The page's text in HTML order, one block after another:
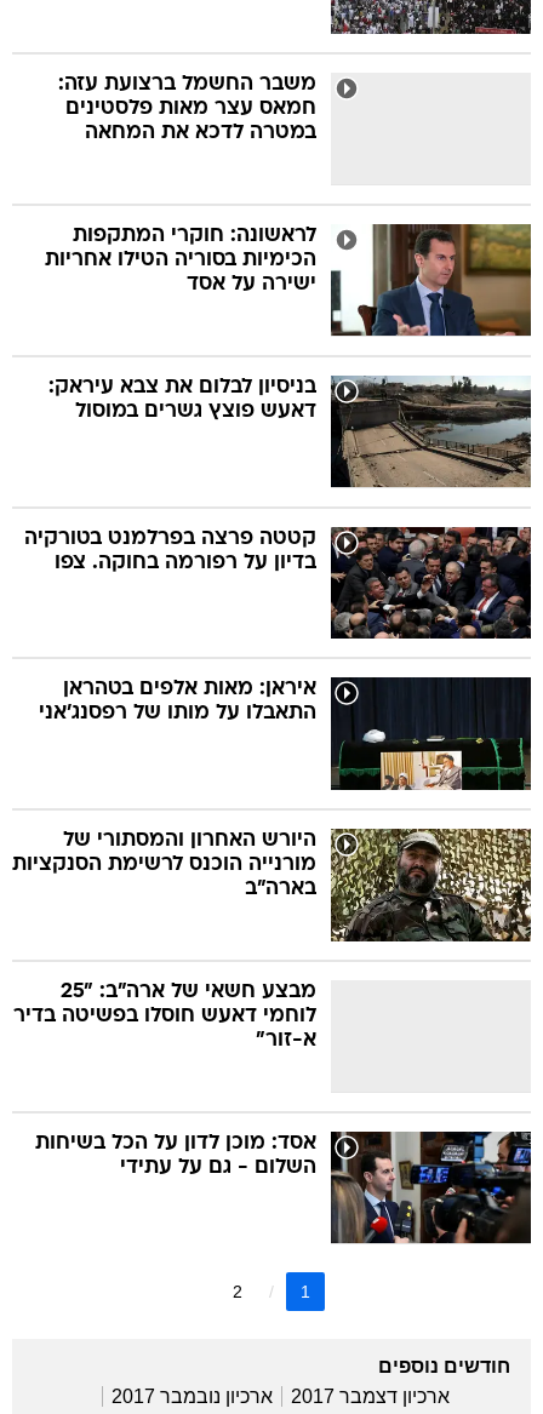
משבר החשמל ברצועת עזה:
חמאס עצר מאות פלסטינים
במטרה לדכא את המחאה
לראשונה: חוקרי המתקפות
הכימיות בסוריה הטילו אחריות
ישירה על אסד
בניסיון לבלום את צבא עיראק:
דאעש פוצץ גשרים במוסול
קטטה פרצה בפרלמנט בטורקיה
בדיון על רפורמה בחוקה. צפו
איראן: מאות אלפים בטהראן
התאבלו על מותו של רפסנג'אני
היורש האחרון והמסתורי של
מורנייה הוכנס לרשימת הסנקציות
בארה"ב
מבצע חשאי של ארה"ב: "25
לוחמי דאעש חוסלו בפשיטה בדיר
א-זור"
אסד: מוכן לדון על הכל בשיחות
השלום - גם על עתידי
1
2
חודשים נוספים
ארכיון דצמבר 2017
ארכיון נובמבר 2017